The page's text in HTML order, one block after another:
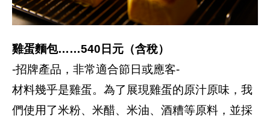
雞蛋麵包……540日元（含稅）
-招牌產品，非常適合節日或應客-
材料幾乎是雞蛋。為了展現雞蛋的原汁原味，我
們使用了米粉、米醋、米油、酒糟等原料，並採